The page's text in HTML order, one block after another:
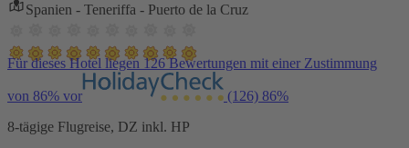
Spanien - Teneriffa - Puerto de la Cruz
Für dieses Hotel liegen 126 Bewertungen mit einer Zustimmung
von 86% vor (126) 86%
8-tägige Flugreise, DZ inkl. HP